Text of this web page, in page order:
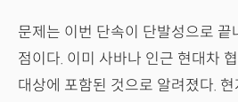
문제는 이번 단속이 단발성으로 끝
점이다. 이미 사바나 인근 현대차
대상에 포함된 것으로 알려졌다.